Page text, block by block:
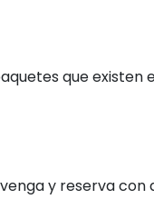
que existen
y reserva con